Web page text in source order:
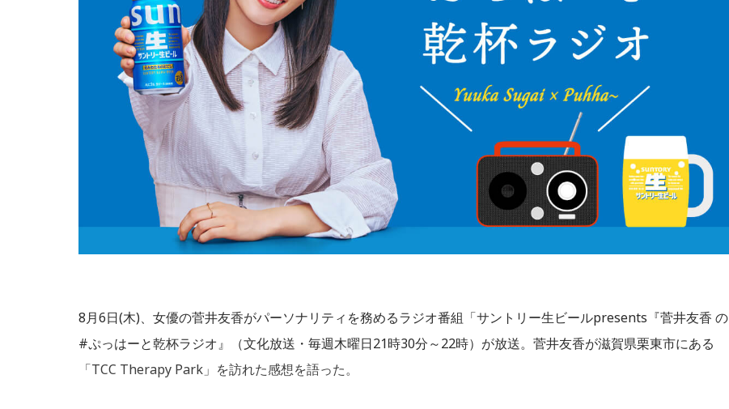
8月6日(木)、女優の菅井友香がパーソナリティを務めるラジオ番組「サントリー生ビールpresents『菅井友香 の
#ぷっはーと乾杯ラジオ』（文化放送・毎週木曜日21時30分～22時）が放送。菅井友香が滋賀県栗東市にある
「TCC Therapy Park」を訪れた感想を語った。